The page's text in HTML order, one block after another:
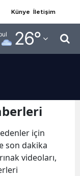
Künye İletişim
26°
için
son dakika
videoları,